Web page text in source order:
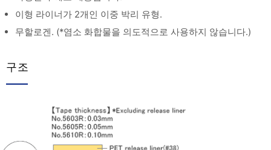
이형 라이너가 2개인 이중 박리 유형.
무할로겐. (*염소 화합물을 의도적으로 사용하지 않습니다.)
구조